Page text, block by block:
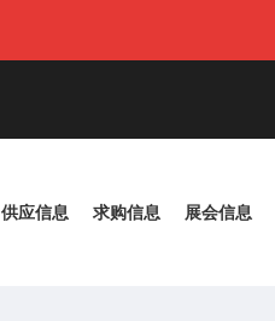
供应信息 求购信息 展会信息